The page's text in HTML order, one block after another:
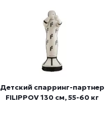
Детский спарринг-партнер
FILIPPOV 130 см, 55-60 кг